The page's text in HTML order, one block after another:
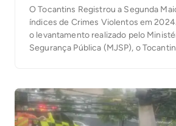
O Tocantins Registrou a Segunda
índices de Crimes Violentos em
o levantamento realizado pelo
Segurança Pública (MJSP), o
seguido por morte/latrocínio e lesão
de morte. Os […]